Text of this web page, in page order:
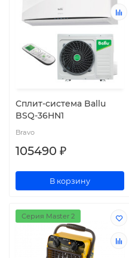
Сплит-система Ballu
BSQ-36HN1
Bravo
105490 ₽
В корзину
Серия Master 2